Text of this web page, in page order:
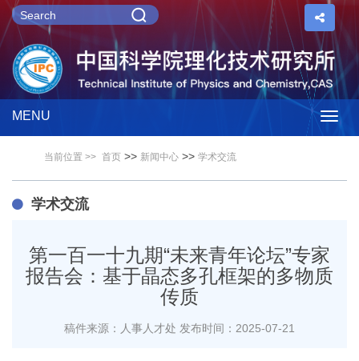
MENU
当前位置 >> 首页 >> 新闻中心 >> 学术交流
学术交流
第一百一十九期“未来青年论坛”专家
报告会：基于晶态多孔框架的多物质
传质
稿件来源：人事人才处 发布时间：2025-07-21